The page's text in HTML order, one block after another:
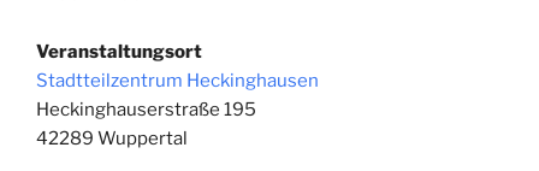
Veranstaltungsort
Stadtteilzentrum Heckinghausen
Heckinghauserstraße 195
42289 Wuppertal